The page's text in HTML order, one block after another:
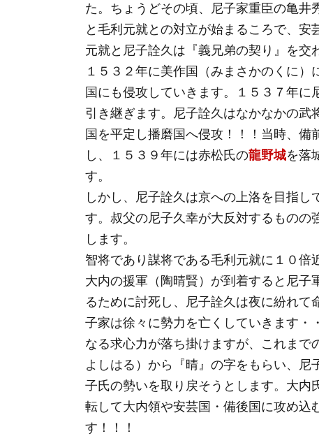
た。ちょうどその頃、尼子家重臣の亀井
と毛利元就との対立が始まるころで、安
元就と尼子詮久は『義兄弟の契り』を交
１５３２年に美作国（みまさかのくに
国にも侵攻していきます。１５３７年
引き継ぎます。尼子詮久はなかなかの
国を平定し播磨国へ侵攻！！！当時、
し、１５３９年には赤松氏の龍野城を落
す。
しかし、尼子詮久は京への上洛を目指
す。叔父の尼子久幸が大反対するものの
します。
智将であり謀将である毛利元就に１０倍
大内の援軍（陶晴賢）が到着すると尼
るために討死し、尼子詮久は夜に紛れて
子家は徐々に勢力を亡くしていきます・
なる求心力が落ち掛けますが、これまで
よしはる）から『晴』の字をもらい、
子氏の勢いを取り戻そうとします。大内
転して大内領や安芸国・備後国に攻め込
す！！！